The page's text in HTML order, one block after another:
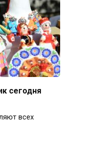
сегодня
всех